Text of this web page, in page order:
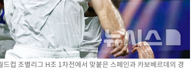
컵 조별리그 H조 1차전에서 맞붙은 스페인과 카보베르데의 경